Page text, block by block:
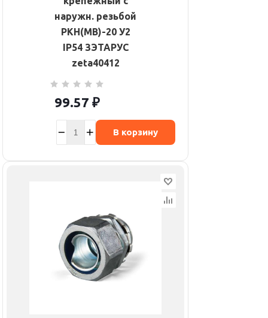
наружн. резьбой
РКН(МВ)-20 У2
IP54 ЗЭТАРУС
zeta40412
99.57 ₽
В корзину